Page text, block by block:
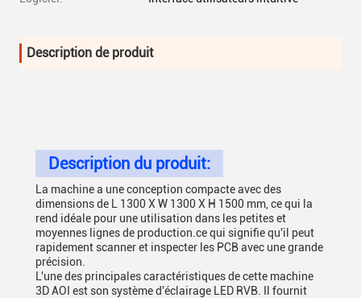
Description de produit
Description du produit:
La machine a une conception compacte avec des
dimensions de L 1300 X W 1300 X H 1500 mm, ce qui la
rend idéale pour une utilisation dans les petites et
moyennes lignes de production.ce qui signifie qu'il peut
rapidement scanner et inspecter les PCB avec une grande
précision.
L'une des principales caractéristiques de cette machine
3D AOI est son système d'éclairage LED RVB. Il fournit